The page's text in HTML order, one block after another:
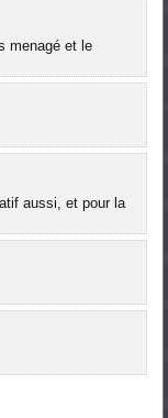
menagé et le
aussi, et pour la